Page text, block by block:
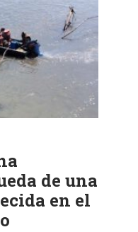
de una
en el